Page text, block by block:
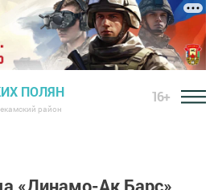
ПОЛЯН
район
16+